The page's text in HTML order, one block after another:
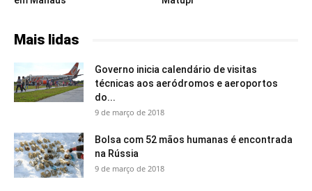
Mais lidas
Governo inicia calendário de visitas
técnicas aos aeródromos e aeroportos
do...
9 de março de 2018
Bolsa com 52 mãos humanas é encontrada
na Rússia
9 de março de 2018